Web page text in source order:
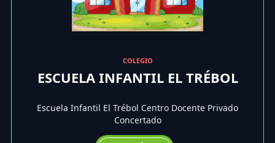
COLEGIO
ESCUELA INFANTIL EL TRÉBOL
Escuela Infantil El Trébol Centro Docente Privado
Concertado